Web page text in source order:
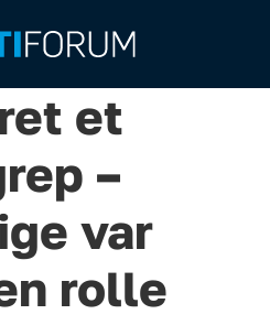
et
–
var
rolle